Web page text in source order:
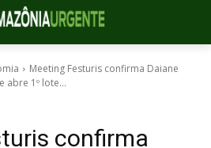
Meeting Festuris confirma Daiane
abre 1º lote...
confirma